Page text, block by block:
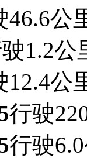
46.6公
1.2公
12.4公
行驶
行驶